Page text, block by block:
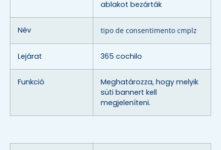
ablakot bezárták
Név tipo de consentimento cmplz
Lejárat 365 cochilo
Funkció
Meghatározza, hogy melyik
süti bannert kell
megjeleníteni.